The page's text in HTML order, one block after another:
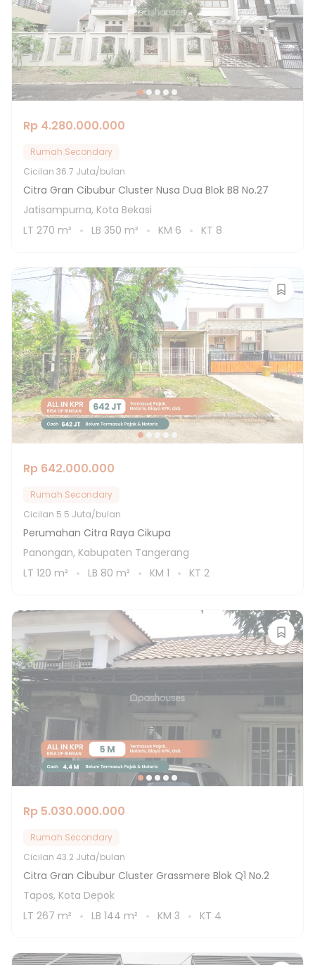
Rp 4.280.000.000
Rumah Secondary
Cicilan 36.7 Juta/bulan
Citra Gran Cibubur Cluster Nusa Dua Blok B8 No.27
Jatisampurna, Kota Bekasi
LT 270 m² LB 350 m² KM 6 KT 8
Rp 642.000.000
Rumah Secondary
Cicilan 5.5 Juta/bulan
Perumahan Citra Raya Cikupa
Panongan, Kabupaten Tangerang
LT 120 m² LB 80 m² KM 1 KT 2
Rp 5.030.000.000
Rumah Secondary
Cicilan 43.2 Juta/bulan
Citra Gran Cibubur Cluster Grassmere Blok Q1 No.2
Tapos, Kota Depok
LT 267 m² LB 144 m² KM 3 KT 4